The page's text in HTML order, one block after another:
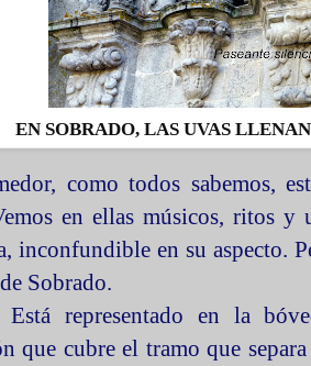
EN SOBRADO, LAS UVAS
como todos sabemos,
en ellas músicos, ritos y
inconfundible en su aspecto.
Sobrado.
Está representado en la
que cubre el tramo que